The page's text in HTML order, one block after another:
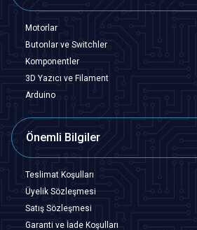
Motorlar
Butonlar ve Switchler
Komponentler
3D Yazıcı ve Filament
Arduino
Önemli Bilgiler
Teslimat Koşulları
Üyelik Sözleşmesi
Satış Sözleşmesi
Garanti ve İade Koşulları